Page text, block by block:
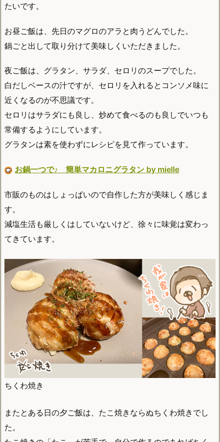
たいです。
お昼ご飯は、先日のマグロのアラと肉うどんでした。
鍋ごと出して取り分けて美味しくいただきました。
夜ご飯は、グラタン、サラダ、セロリのスープでした。
白だしベースの汁ですが、セロリを入れるとコンソメ味に
近くなるのが不思議です。
セロリはサラダにも良し、炒めて食べるのも良しでいつも
常備するようにしています。
グラタンは素を使わずにレシピを見て作っています。
お鍋一つで♪ 簡単マカロニグラタン by mielle
市販のものはしょっぱいので自作した方が美味しく感じま
す。
減塩生活も厳しくはしていないけど、徐々に味覚は変わっ
てきています。
ちくわ焼き
またとある日の夕ご飯は、たこ焼きならぬちくわ焼きでし
た。